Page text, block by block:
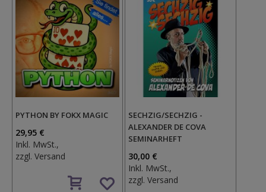
PYTHON BY FOKX MAGIC
29,95 €
Inkl. MwSt.,
zzgl. Versand
den
SECHZIG/SECHZIG -
ALEXANDER DE COVA
SEMINARHEFT
30,00 €
Inkl. MwSt.,
zzgl.Versand